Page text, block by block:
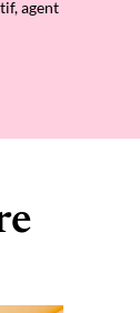
agent